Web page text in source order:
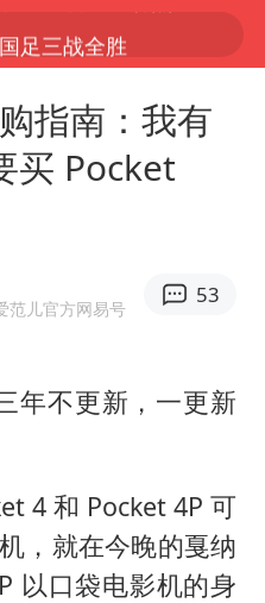
足三战全胜
庆地铁吐血女孩
分地区可达40℃-45℃
辅警收受10万获刑1年
现代版摸金校尉落网查获400多枚古币
指南：我有
买 Pocket
范儿官方网易号
53
年不更新，一更新
4 和 Pocket 4P 可
，就在今晚的戛纳
以口袋电影机的身